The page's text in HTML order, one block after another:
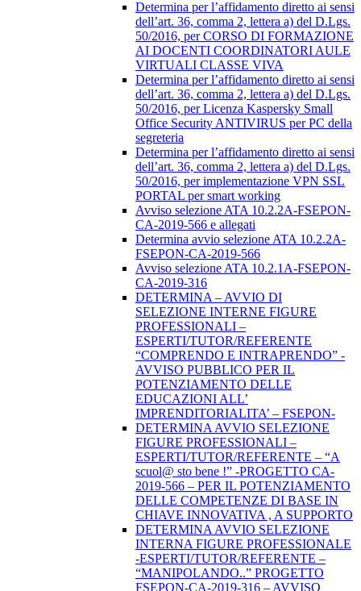
Determina per l’affidamento diretto ai sensi
dell’art. 36, comma 2, lettera a) del D.Lgs.
50/2016, per CORSO DI FORMAZIONE
AI DOCENTI COORDINATORI AULE
VIRTUALI CLASSE VIVA
Determina per l’affidamento diretto ai sensi
dell’art. 36, comma 2, lettera a) del D.Lgs.
50/2016, per Licenza Kaspersky Small
Office Security ANTIVIRUS per PC della
segreteria
Determina per l’affidamento diretto ai sensi
dell’art. 36, comma 2, lettera a) del D.Lgs.
50/2016, per implementazione VPN SSL
PORTAL per smart working
Avviso selezione ATA 10.2.2A-FSEPON-
CA-2019-566 e allegati
Determina avvio selezione ATA 10.2.2A-
FSEPON-CA-2019-566
Avviso selezione ATA 10.2.1A-FSEPON-
CA-2019-316
DETERMINA – AVVIO DI
SELEZIONE INTERNE FIGURE
PROFESSIONALI –
ESPERTI/TUTOR/REFERENTE
“COMPRENDO E INTRAPRENDO” -
AVVISO PUBBLICO PER IL
POTENZIAMENTO DELLE
EDUCAZIONI ALL’
IMPRENDITORIALITA’ – FSEPON-
DETERMINA AVVIO SELEZIONE
FIGURE PROFESSIONALI –
ESPERTI/TUTOR/REFERENTE – “A
scuol@ sto bene !” -PROGETTO CA-
2019-566 – PER IL POTENZIAMENTO
DELLE COMPETENZE DI BASE IN
CHIAVE INNOVATIVA , A SUPPORTO
DETERMINA AVVIO SELEZIONE
INTERNA FIGURE PROFESSIONALE
-ESPERTI/TUTOR/REFERENTE –
“MANIPOLANDO..” PROGETTO
FSEPON-CA-2019-316 – AVVISO